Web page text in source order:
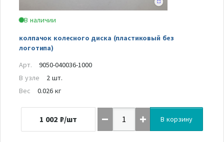
В наличии
колпачок колесного диска (пластиковый без
логотипа)
Арт.
9050-040036-1000
В узле
2 шт.
Вес
0.026 кг
1 002 ₽/шт В корзину